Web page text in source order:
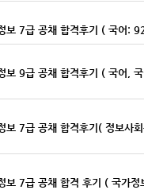
보 7급 공채 합격후기 ( 국어:
보 9급 공채 합격후기 ( 국어,
보 7급 공채 합격후기( 정보사
보 7급 공채 합격 후기 ( 국가